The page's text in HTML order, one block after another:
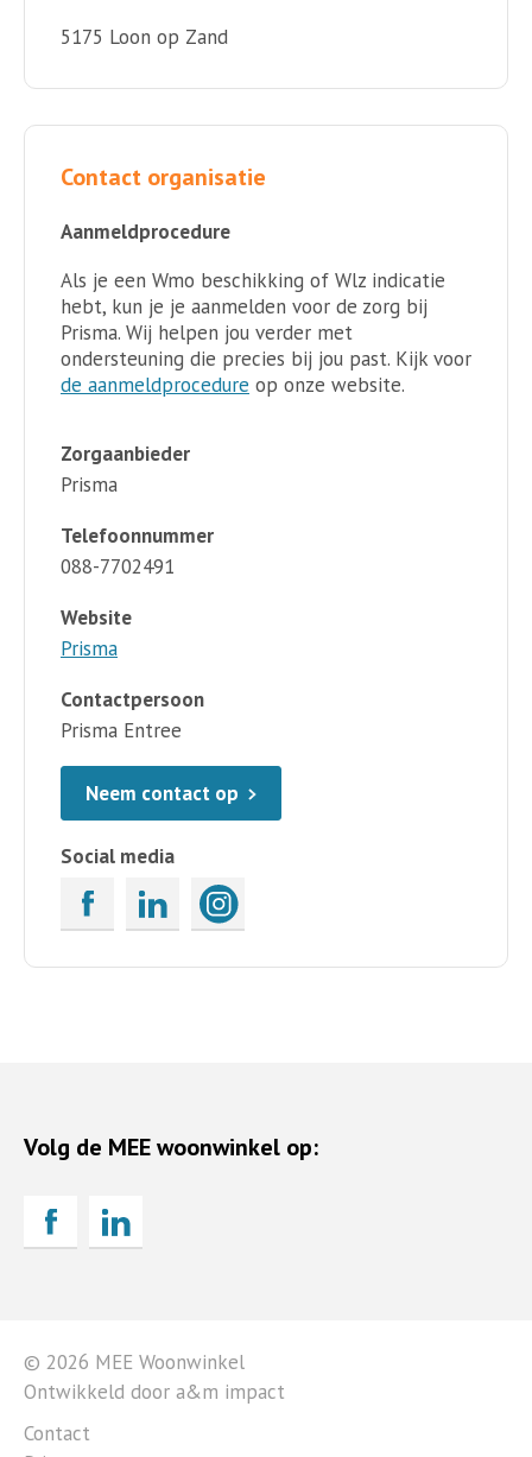
5175 Loon op Zand
Contact organisatie
Aanmeldprocedure
Als je een Wmo beschikking of Wlz indicatie
hebt, kun je je aanmelden voor de zorg bij
Prisma. Wij helpen jou verder met
ondersteuning die precies bij jou past. Kijk voor
de aanmeldprocedure op onze website.
Zorgaanbieder
Prisma
Telefoonnummer
088-7702491
Website
Prisma
Contactpersoon
Prisma Entree
Neem contact op
Social media
Volg de MEE woonwinkel op:
© 2026 MEE Woonwinkel
Ontwikkeld door a&m impact
Contact